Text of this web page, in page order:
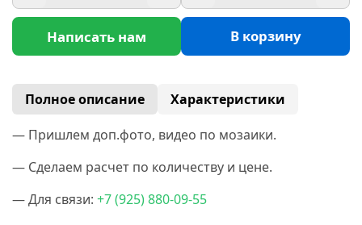
Написать нам В корзину
Полное описание
Характеристики
— Пришлем доп.фото, видео по мозаики.
— Сделаем расчет по количеству и цене.
— Для связи: +7(925) 880-09-55